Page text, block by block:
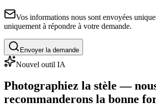
Vos informations nous sont envoyées
uniquement à répondre à votre demande.
Envoyer la demande
Nouvel outil IA
Photographiez la stèle —
recommanderons la bonne